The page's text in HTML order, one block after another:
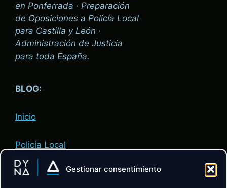
Gestionar consentimiento
en Ponferrada · Preparación
de Oposiciones a Policía Local
para Castilla y León ·
Administración de Justicia
para toda España.
BLOG:
Inicio
Policía Local
Administración de Justicia